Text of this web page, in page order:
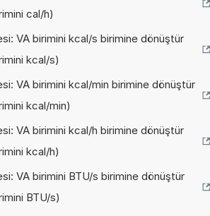
cal/h)
VA birimini kcal/s birimine dönüştür
kcal/s)
VA birimini kcal/min birimine dönüştür
kcal/min)
VA birimini kcal/h birimine dönüştür
kcal/h)
VA birimini BTU/s birimine dönüştür
BTU/s)